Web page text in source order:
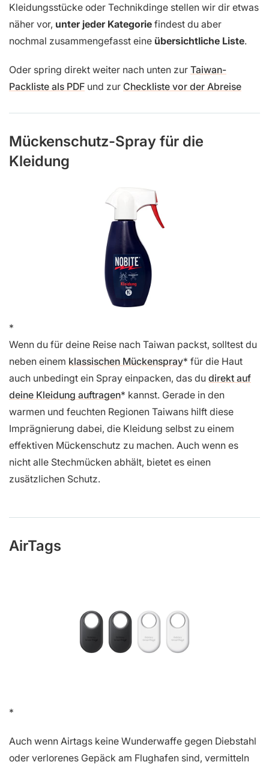
Kleidungsstücke oder Technikdinge stellen wir dir etwas
näher vor, unter jeder Kategorie findest du aber
nochmal zusammengefasst eine übersichtliche Liste.
Oder spring direkt weiter nach unten zur Taiwan-
Packliste als PDF und zur Checkliste vor der Abreise
Mückenschutz-Spray für die
Kleidung
Wenn du für deine Reise nach Taiwan packst, solltest du
neben einem klassischen Mückenspray für die Haut
auch unbedingt ein Spray einpacken, das du direkt auf
deine Kleidung auftragen
kannst. Gerade in den
warmen und feuchten Regionen Taiwans hilft diese
Imprägnierung dabei, die Kleidung selbst zu einem
effektiven Mückenschutz zu machen. Auch wenn es
nicht alle Stechmücken abhält, bietet es einen
zusätzlichen Schutz.
AirTags
Auch wenn Airtags keine Wunderwaffe gegen Diebstahl
oder verlorenes Gepäck am Flughafen sind, vermitteln